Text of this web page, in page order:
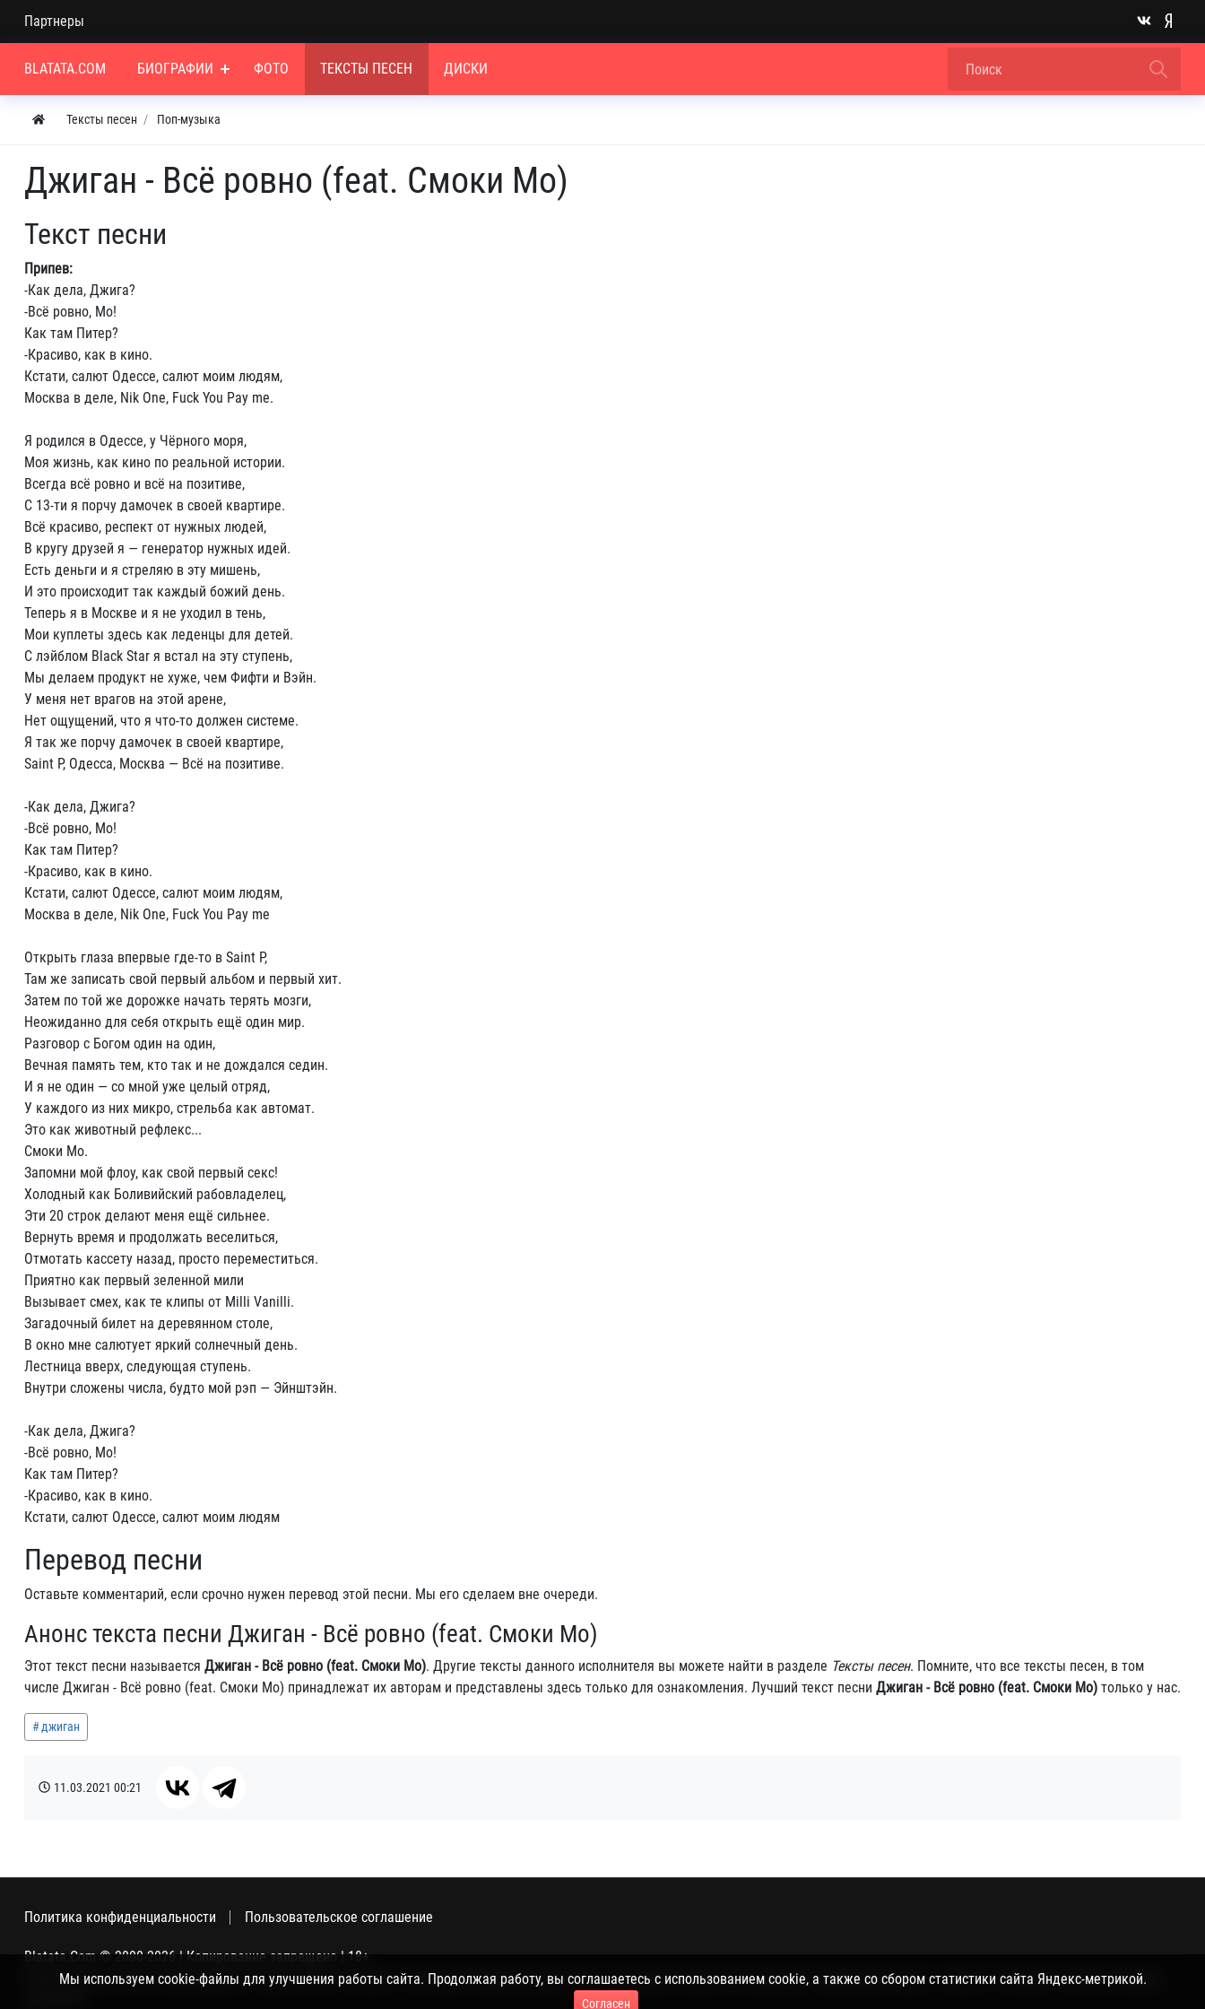
Партнеры
BLATATA.COM БИОГРАФИИ ФОТО ТЕКСТЫ ПЕСЕН ДИСКИ
Тексты песен Поп-музыка
Джиган - Всё ровно (feat. Смоки Мо)
Текст песни
Припев:
-Как дела, Джига?
-Всё ровно, Мо!
Как там Питер?
-Красиво, как в кино.
Кстати, салют Одессе, салют моим людям,
Москва в деле, Nik One, Fuck You Pay me.
Я родился в Одессе, у Чёрного моря,
Моя жизнь, как кино по реальной истории.
Всегда всё ровно и всё на позитиве,
С 13-ти я порчу дамочек в своей квартире.
Всё красиво, респект от нужных людей,
В кругу друзей я — генератор нужных идей.
Есть деньги и я стреляю в эту мишень,
И это происходит так каждый божий день.
Теперь я в Москве и я не уходил в тень,
Мои куплеты здесь как леденцы для детей.
С лэйблом Black Star я встал на эту ступень,
Мы делаем продукт не хуже, чем Фифти и Вэйн.
У меня нет врагов на этой арене,
Нет ощущений, что я что-то должен системе.
Я так же порчу дамочек в своей квартире,
Saint P, Одесса, Москва — Всё на позитиве.
-Как дела, Джига?
-Всё ровно, Мо!
Как там Питер?
-Красиво, как в кино.
Кстати, салют Одессе, салют моим людям,
Москва в деле, Nik One, Fuck You Pay me
Открыть глаза впервые где-то в Saint P,
Там же записать свой первый альбом и первый хит.
Затем по той же дорожке начать терять мозги,
Неожиданно для себя открыть ещё один мир.
Разговор с Богом один на один,
Вечная память тем, кто так и не дождался седин.
И я не один — со мной уже целый отряд,
У каждого из них микро, стрельба как автомат.
Это как животный рефлекс...
Смоки Мо.
Запомни мой флоу, как свой первый секс!
Холодный как Боливийский рабовладелец,
Эти 20 строк делают меня ещё сильнее.
Вернуть время и продолжать веселиться,
Отмотать кассету назад, просто переместиться.
Приятно как первый зеленной мили
Вызывает смех, как те клипы от Milli Vanilli.
Загадочный билет на деревянном столе,
В окно мне салютует яркий солнечный день.
Лестница вверх, следующая ступень.
Внутри сложены числа, будто мой рэп — Эйнштэйн.
-Как дела, Джига?
-Всё ровно, Мо!
Как там Питер?
-Красиво, как в кино.
Кстати, салют Одессе, салют моим людям
Перевод песни
Оставьте комментарий, если срочно нужен перевод этой песни. Мы его сделаем вне очереди.
Анонс текста песни Джиган - Всё ровно (feat. Смоки Мо)
Этот текст песни называется Джиган - Всё ровно (feat. Смоки Мо). Другие тексты данного исполнителя вы можете найти в разделе Тексты песен. Помните, что все тексты песен, в том
числе Джиган - Всё ровно (feat. Смоки Мо) принадлежат их авторам и представлены здесь только для ознакомления. Лучший текст песни Джиган - Всё ровно (feat. Смоки Мо) только у нас.
джиган
11.03.2021 00:21
Политика конфиденциальности Пользовательское соглашение
Blatata.Com © 2000-2026 | Копирование запрещено | 18+
Использование сайта подразумевает ваше полное согласие с политикой конфиденциальности, пользовательским соглашением и поддержкой куки, а также со сбором статистики Яндекс-
Мы используем cookie-файлы для улучшения работы сайта. Продолжая работу, вы соглашаетесь с использованием cookie, а также со сбором статистики сайта Яндекс-метрикой.
Согласен